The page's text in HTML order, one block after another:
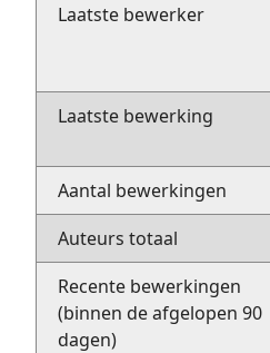
Laatste bewerker
Laatste bewerking
Aantal bewerkingen
Auteurs totaal
Recente bewerkingen
(binnen de afgelopen 90
dagen)